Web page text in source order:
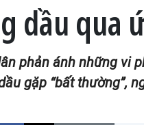
dầu qua
phản ánh những vi
gặp “bất thường”,